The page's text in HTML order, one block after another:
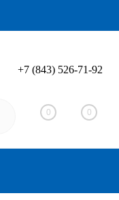
Вход Регистрация
+7 (843) 526-71-92
0 0